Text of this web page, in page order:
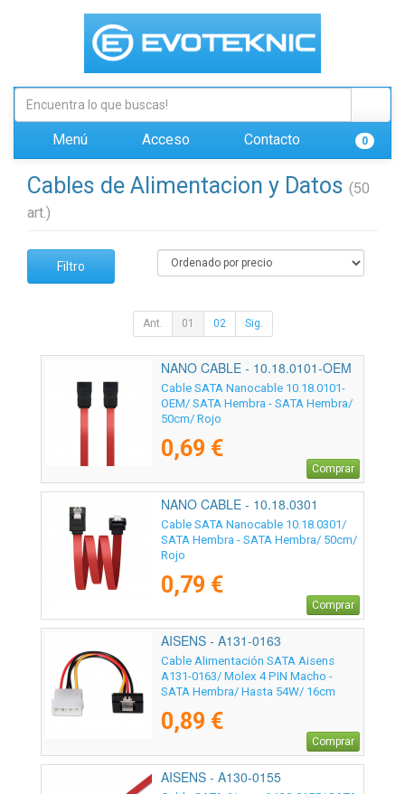
Menú Acceso Contacto 0
Cables de Alimentacion y Datos (50
art.)
Filtro
Ant. 01 02 Sig.
NANO CABLE - 10.18.0101-OEM
Cable SATA Nanocable 10.18.0101-
OEM/ SATA Hembra - SATA Hembra/
50cm/ Rojo
0,69 €
Comprar
NANO CABLE - 10.18.0301
Cable SATA Nanocable 10.18.0301/
SATA Hembra - SATA Hembra/ 50cm/
Rojo
0,79 €
Comprar
AISENS - A131-0163
Cable Alimentación SATA Aisens
A131-0163/ Molex 4 PIN Macho -
SATA Hembra/ Hasta 54W/ 16cm
0,89 €
Comprar
AISENS - A130-0155